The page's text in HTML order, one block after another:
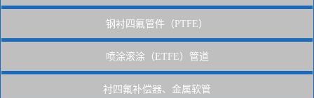
钢衬四氟管件（PTFE）
喷涂滚涂（ETFE）管道
衬四氟补偿器、金属软管